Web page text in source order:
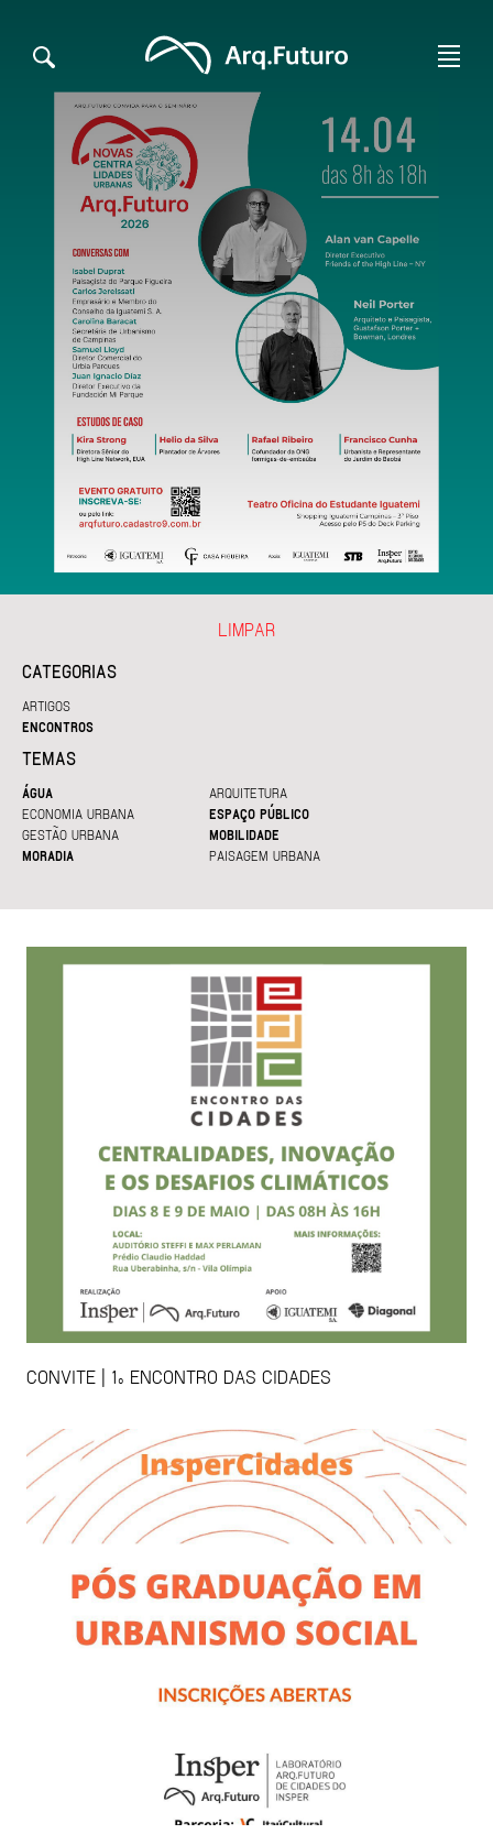
CATEGORIAS
ARTIGOS
ENCONTROS
TEMAS
ÁGUA
ARQUITETURA
ECONOMIA URBANA
ESPAÇO PÚBLICO
GESTÃO URBANA
MOBILIDADE
MORADIA
PAISAGEM URBANA
LIMPAR
CONVITE | 1º ENCONTRO DAS CIDADES